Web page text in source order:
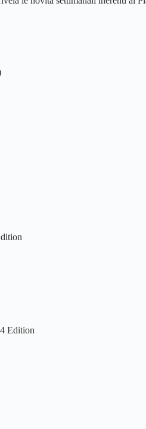
Edition